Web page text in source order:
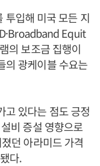
투입해 미국 모든 지
Equit
의 보조금 집행이
의 광케이블 수요는
고 있다는 점도 긍정
비 증설 영향으로
던 아라미드 가격
다.